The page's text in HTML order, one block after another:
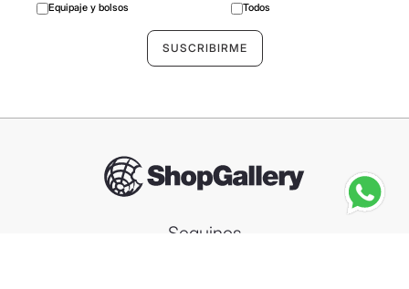
Todos